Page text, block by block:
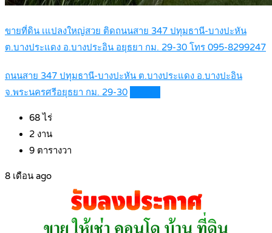
ขายที่ดิน เแปลงใหญ่สวย ติดถนนสาย 347 ปทุมธานี-บางปะหัน
ต.บางประแดง อ.บางประอิน อยุธยา กม. 29-30 โทร 095-8299247
ถนนสาย 347 ปทุมธานี-บางปะหัน ต.บางประแดง อ.บางปะอิน
จ.พระนครศรีอยุธยา กม. 29-30
68ไร่
2 งาน
9 ตารางวา
8 เดือน ago